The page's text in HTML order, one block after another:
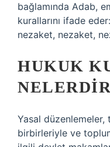
bağlamında Adab,
kurallarını ifade
nezaket, nezaket,
HUKUK
Yasal düzenlemeler,
birbirleriyle ve